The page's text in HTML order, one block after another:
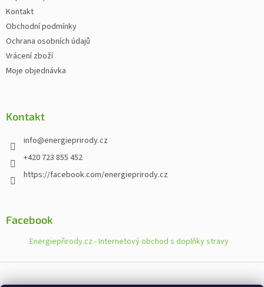
Kontakt
Obchodní podmínky
Ochrana osobních údajů
Vrácení zboží
Moje objednávka
Kontakt
info@energieprirody.cz
+420 723 855 452
https://facebook.com/energieprirody.cz
Facebook
Energiepřirody.cz - Internetový obchod s doplňky stravy